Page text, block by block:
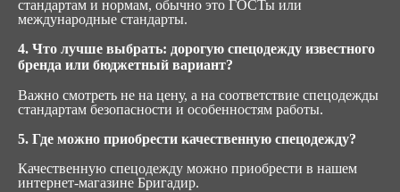
стандартам и нормам, обычно это ГОСТы или
международные стандарты.
4. Что лучше выбрать: дорогую спецодежду известного
бренда или бюджетный вариант?
Важно смотреть не на цену, а на соответствие спецодежды
стандартам безопасности и особенностям работы.
5. Где можно приобрести качественную спецодежду?
Качественную спецодежду можно приобрести в нашем
интернет-магазине Бригадир.